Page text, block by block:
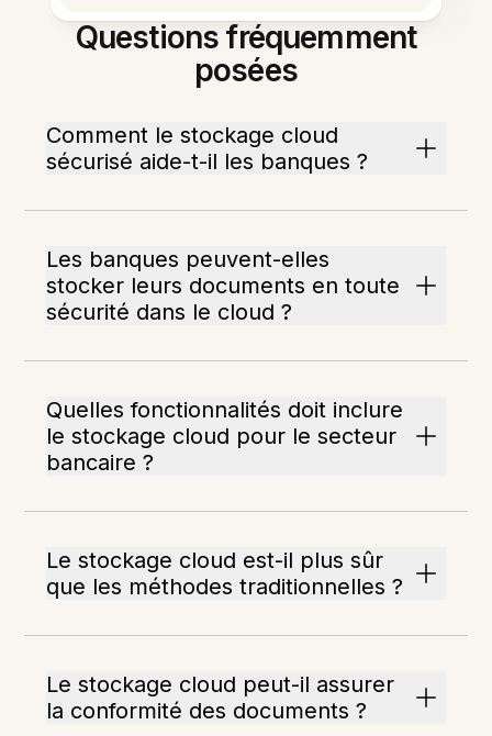
Questions fréquemment
posées
Comment le stockage cloud
sécurisé aide-t-il les banques ?
Les banques peuvent-elles
stocker leurs documents en toute
sécurité dans le cloud ?
Quelles fonctionnalités doit inclure
le stockage cloud pour le secteur
bancaire ?
Le stockage cloud est-il plus sûr
que les méthodes traditionnelles ?
Le stockage cloud peut-il assurer
la conformité des documents ?